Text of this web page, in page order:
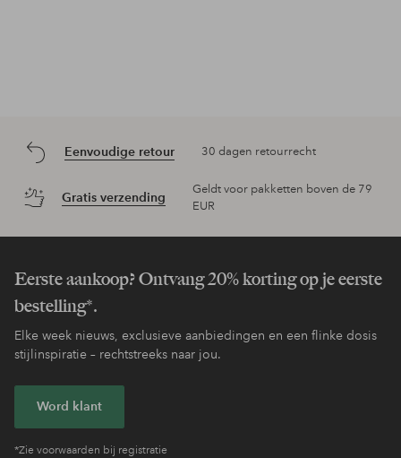
Eenvoudige retour 30 dagen retourrecht
Gratis verzending
Geldt voor pakketten boven de 79
EUR
Eerste aankoop? Ontvang 20% korting op je eerste
bestelling*.
Elke week nieuws, exclusieve aanbiedingen en een flinke dosis
stijlinspiratie – rechtstreeks naar jou.
Word klant
*Zie voorwaarden bij registratie